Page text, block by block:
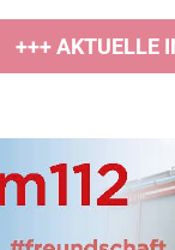
+++ AKTUELLE